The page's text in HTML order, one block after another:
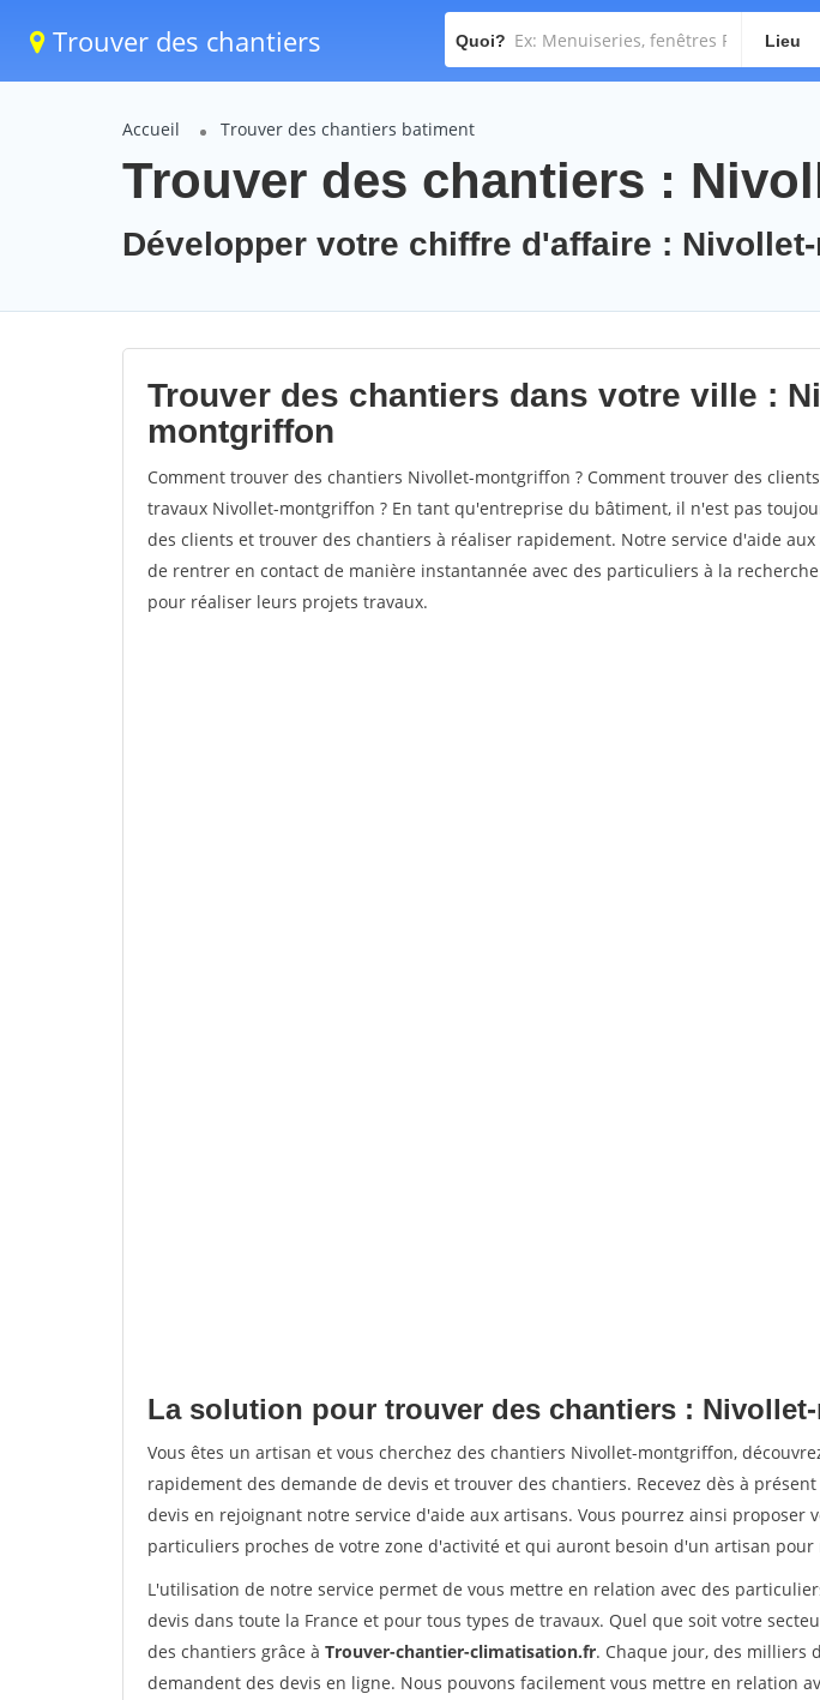
Trouver des chantiers Quoi? Lieu
Accueil Trouver des chantiers batiment
Trouver des chantiers :
Développer votre chiffre d'affaire :
Trouver des chantiers dans votre ville :
montgriffon
Comment trouver des chantiers Nivollet-montgriffon ? Comment trouver des
travaux Nivollet-montgriffon ? En tant qu'entreprise du bâtiment, il n'est pas
des clients et trouver des chantiers à réaliser rapidement. Notre service d'aide
de rentrer en contact de manière instantannée avec des particuliers à la
pour réaliser leurs projets travaux.
La solution pour trouver des chantiers :
Vous êtes un artisan et vous cherchez des chantiers Nivollet-montgriffon,
rapidement des demande de devis et trouver des chantiers. Recevez dès à
devis en rejoignant notre service d'aide aux artisans. Vous pourrez ainsi proposer
particuliers proches de votre zone d'activité et qui auront besoin d'un artisan pour
L'utilisation de notre service permet de vous mettre en relation avec des
devis dans toute la France et pour tous types de travaux. Quel que soit votre
des chantiers grâce à Trouver-chantier-climatisation.fr. Chaque jour, des milliers
demandent des devis en ligne. Nous pouvons facilement vous mettre en relation